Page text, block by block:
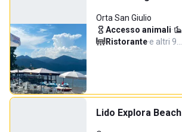
Orta San Giulio
Accesso animali·
Ristorante·e altri 9…
Lido Explora Beach